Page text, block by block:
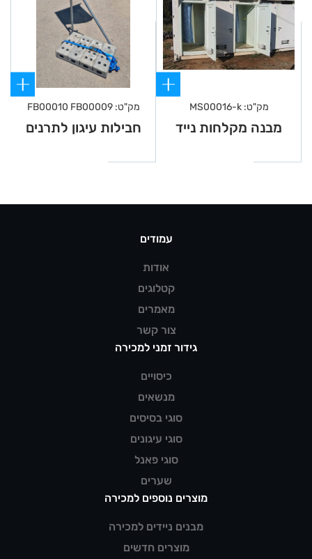
קירות גבס.
חלון רפפה.
כיור שטיפת ידיים.
דלתות חוץ נפרדות.
מק"ט: MS00016-k
מבנה מקלחות נייד
מק"ט: FB00010 FB00009
חבילות עיגון לתרנים
עמודים
אודות
קטלוגים
מאמרים
צור קשר
גידור זמני למכירה
כיסויים
מנשאים
סוגי בסיסים
סוגי עיגונים
סוגי פאנל
שערים
מוצרים נוספים למכירה
מבנים ניידים למכירה
מוצרים חדשים